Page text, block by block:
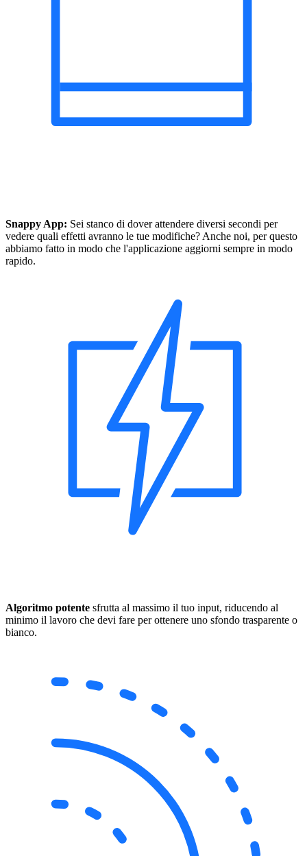
Snappy App: Sei stanco di dover attendere diversi secondi per
vedere quali effetti avranno le tue modifiche? Anche noi, per questo
abbiamo fatto in modo che l'applicazione aggiorni sempre in modo
rapido.
Algoritmo potente sfrutta al massimo il tuo input, riducendo al
minimo il lavoro che devi fare per ottenere uno sfondo trasparente o
bianco.